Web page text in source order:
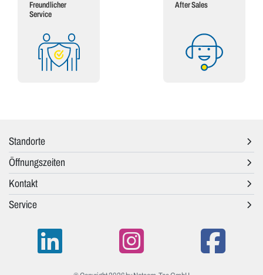
Freundlicher
Service
After Sales
Standorte
Öffnungszeiten
Kontakt
Service